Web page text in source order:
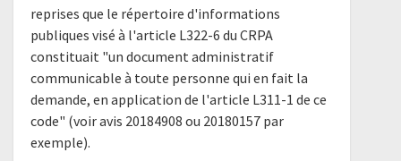
reprises que le répertoire d'informations
publiques visé à l'article L322-6 du CRPA
constituait "un document administratif
communicable à toute personne qui en fait la
demande, en application de l'article L311-1 de ce
code" (voir avis 20184908 ou 20180157 par
exemple).